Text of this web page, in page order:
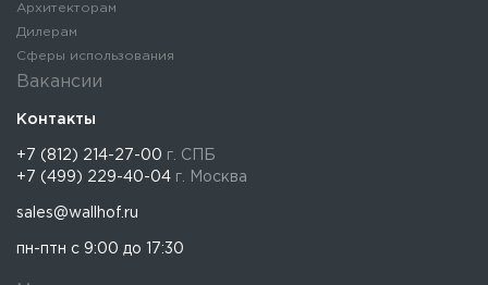
Контакты
+7 (812) 214-27-00 г. СПБ
+7 (499) 229-40-04 г. Москва
sales@wallhof.ru
пн-птн с 9:00 до 17:30
Архитекторам
Дилерам
Сферы использования
Вакансии